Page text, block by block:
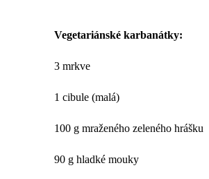
Vegetariánské karbanátky:
3 mrkve
1 cibule (malá)
100 g mraženého zeleného hrášku
90 g hladké mouky